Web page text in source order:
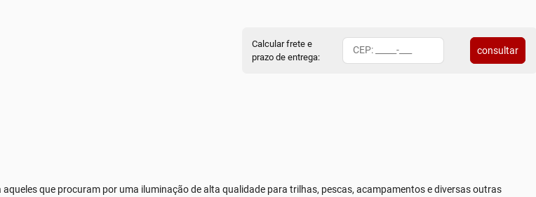
Calcular frete e
prazo de entrega:
consultar
que procuram por uma iluminação de alta qualidade para trilhas, pescas, acampamentos e diversas outras